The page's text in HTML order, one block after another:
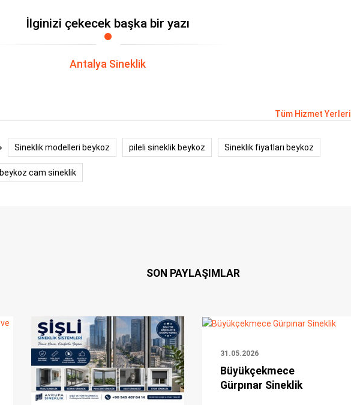
İlginizi çekecek başka bir yazı
Antalya Sineklik
Tüm Hizmet Yerleri
Sineklik modelleri beykoz pileli sineklik beykoz Sineklik fiyatları beykoz
beykoz cam sineklik
SON PAYLAŞIMLAR
31.05.2026
Büyükçekmece
Gürpınar Sineklik